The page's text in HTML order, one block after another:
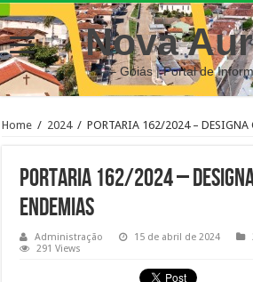
Nova
– Goiás | Portal de
Home / 2024 / PORTARIA 162/2024 – DESIGNA
PORTARIA 162/2024 –
ENDEMIAS
Administração 15 de abril de 2024
291 Views